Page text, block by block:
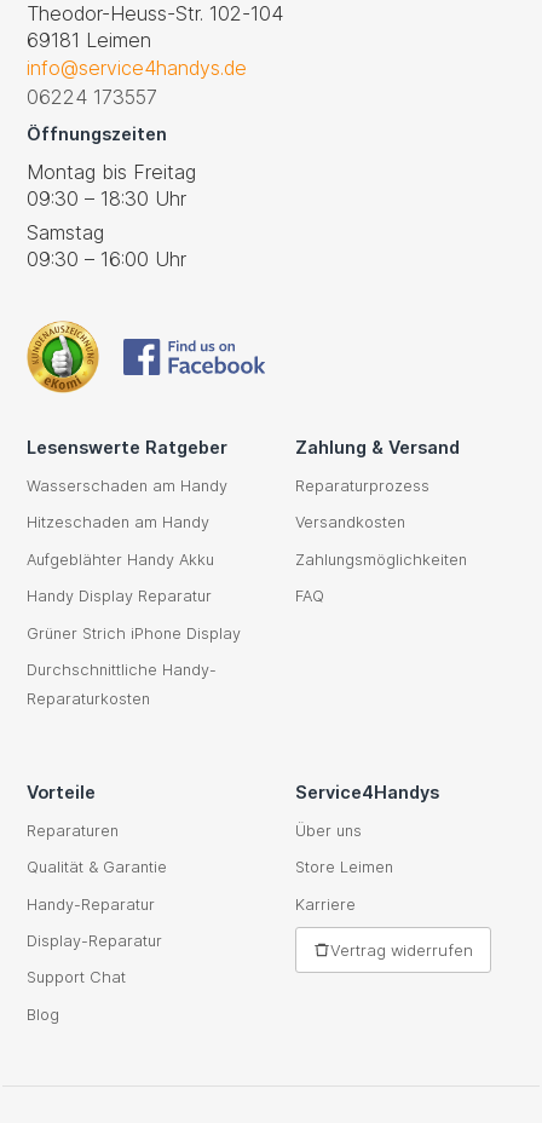
Theodor-Heuss-Str. 102-104
69181 Leimen
info@service4handys.de
06224 173557
Öffnungszeiten
Montag bis Freitag
09:30 – 18:30 Uhr
Samstag
09:30 – 16:00 Uhr
Lesenswerte Ratgeber
Wasserschaden am Handy
Hitzeschaden am Handy
Aufgeblähter Handy Akku
Handy Display Reparatur
Grüner Strich iPhone Display
Durchschnittliche Handy-
Reparaturkosten
Zahlung & Versand
Reparaturprozess
Versandkosten
Zahlungsmöglichkeiten
FAQ
Vorteile
Reparaturen
Qualität & Garantie
Handy-Reparatur
Display-Reparatur
Support Chat
Blog
Service4Handys
Über uns
Store Leimen
Karriere
Vertrag widerrufen